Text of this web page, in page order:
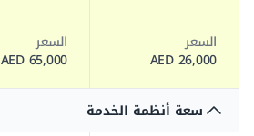
السعر
26,000 AED
السعر
65,000 AED
سعة أنظمة الخدمة